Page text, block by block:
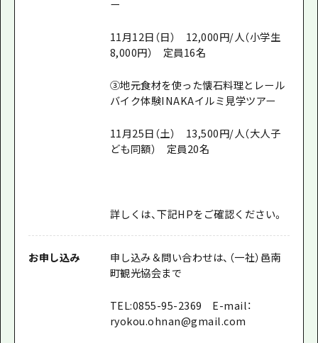
ー
11月12日（日） 12,000円/人（小学生
8,000円） 定員16名
③地元食材を使った懐石料理とレール
バイク体験INAKAイルミ見学ツアー
11月25日（土） 13,500円/人（大人子
ども同額） 定員20名
詳しくは、下記HPをご確認ください。
お申し込み
申し込み＆問い合わせは、（一社）邑南
町観光協会まで
TEL:0855-95-2369 E-mail：
ryokou.ohnan@gmail.com